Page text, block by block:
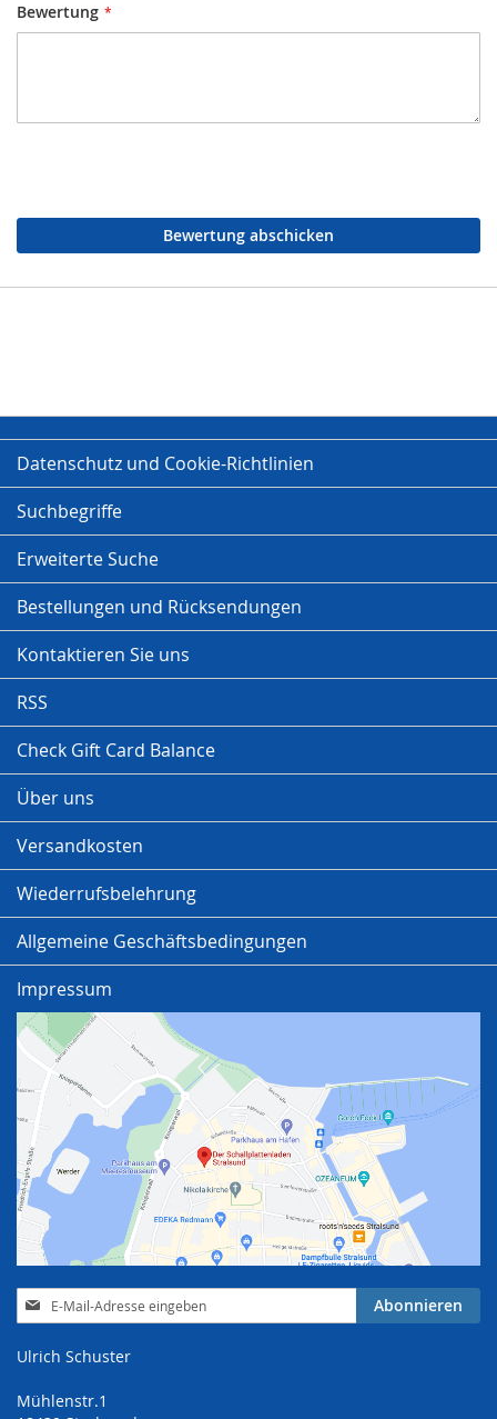
Bewertung
Bewertung abschicken
Datenschutz und Cookie-Richtlinien
Suchbegriffe
Erweiterte Suche
Bestellungen und Rücksendungen
Kontaktieren Sie uns
RSS
Check Gift Card Balance
Über uns
Versandkosten
Wiederrufsbelehrung
Allgemeine Geschäftsbedingungen
Impressum
Anmeldung
zum
Abonnieren
Ulrich Schuster
Mühlenstr.1